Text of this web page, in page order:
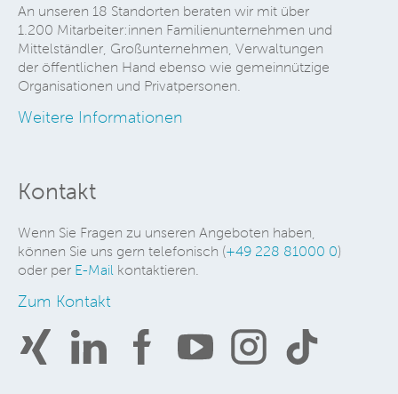
An unseren 18 Standorten beraten wir mit über
1.200 Mitarbeiter:innen Familienunternehmen und
Mittelständler, Großunternehmen, Verwaltungen
der öffentlichen Hand ebenso wie gemeinnützige
Organisationen und Privatpersonen.
Weitere Informationen
Kontakt
Wenn Sie Fragen zu unseren Angeboten haben,
können Sie uns gern telefonisch (+49 228 81000 0)
oder per E-Mail kontaktieren.
Zum Kontakt